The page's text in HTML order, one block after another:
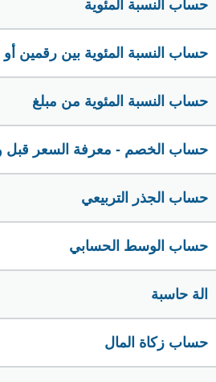
حساب النسبة المئوية
حساب النسبة المئوية بين رقمين أو
حساب النسبة المئوية من مبلغ
حساب الخصم - معرفة السعر قبل
حساب الجذر التربيعي
حساب الوسط الحسابي
الة حاسبة
حساب زكاة المال